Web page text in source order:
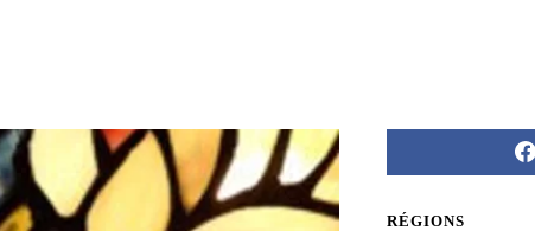
RÉGIONS